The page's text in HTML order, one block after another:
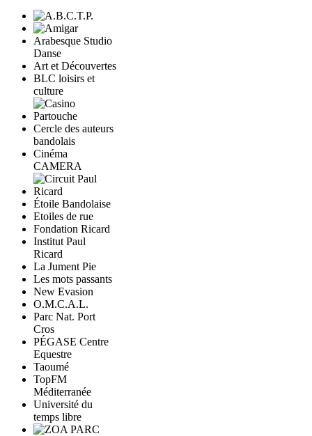
Arabesque Studio
Danse
Art et Découvertes
BLC loisirs et
culture
Cercle des auteurs
bandolais
Cinéma
CAMERA
Étoile Bandolaise
Etoiles de rue
Fondation Ricard
Institut Paul
Ricard
La Jument Pie
Les mots passants
New Evasion
O.M.C.A.L.
Parc Nat. Port
Cros
PÉGASE Centre
Equestre
Taoumé
TopFM
Méditerranée
Université du
temps libre